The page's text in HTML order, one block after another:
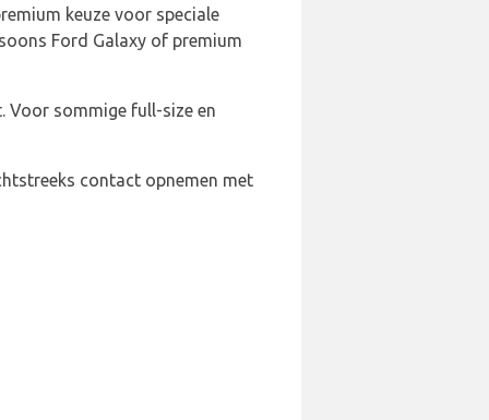
keuze voor speciale
Ford Galaxy of premium
Voor sommige full-size en
contact opnemen met